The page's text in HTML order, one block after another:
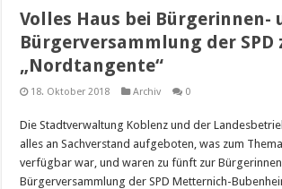
Volles Haus bei Bürgerinnen-
Bürgerversammlung der SPD
„Nordtangente“
18. Oktober 2018 Archiv 0
Die Stadtverwaltung Koblenz und der
alles an Sachverstand aufgeboten, was zum
verfügbar war, und waren zu fünft zur
Bürgerversammlung der SPD Metternich-